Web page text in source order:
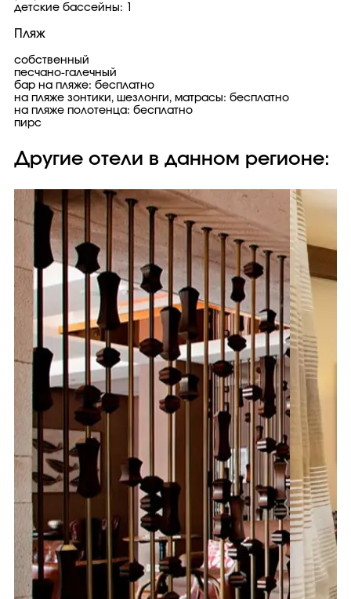
детские бассейны: 1
Пляж
собственный
песчано-галечный
бар на пляже: бесплатно
на пляже зонтики, шезлонги, матрасы: бесплатно
на пляже полотенца: бесплатно
пирс
Другие отели в данном регионе: